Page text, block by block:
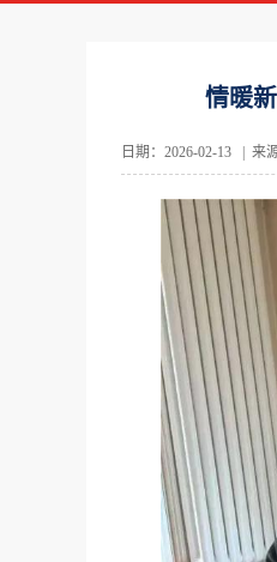
情暖
日期：2026-02-13 | 来